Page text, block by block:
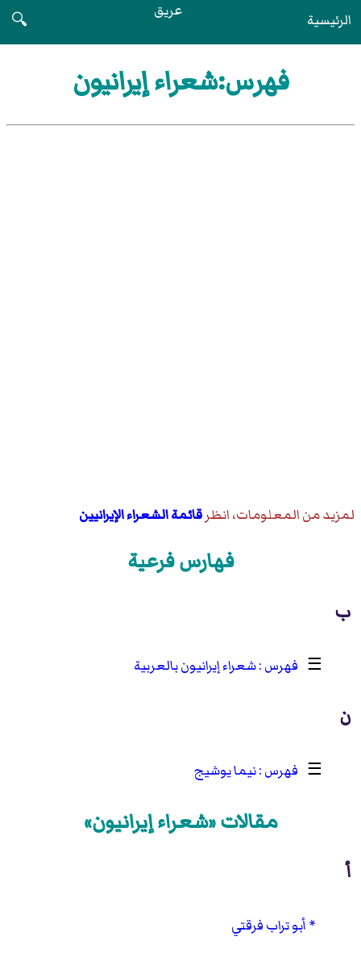
الرئيسية عريق
🔍
فهرس:شعراء إيرانيون
لمزيد من المعلومات، انظرقائمة الشعراء الإيرانيين
فهارس فرعية
ب
☰ شعراء إيرانيون بالعربية
ن
☰ نيما يوشيج
مقالات «شعراء إيرانيون»
أ
أبو تراب فرقتي